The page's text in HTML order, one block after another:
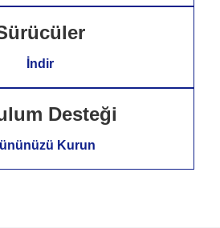
İndir
Desteği
Kurun